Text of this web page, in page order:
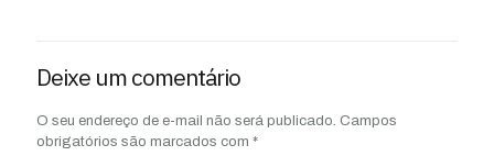
Deixe um comentário
O seu endereço de e-mail não será publicado. Campos
obrigatórios são marcados com *